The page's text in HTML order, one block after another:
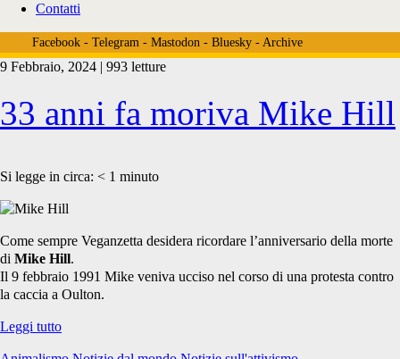
Contatti
Facebook- Telegram- Mastodon- Bluesky- Archive
Tag:
<span>Cheshire
hunt
saboteurs</span>
9 Febbraio, 2024 | 993 letture
33 anni fa moriva Mike Hill
Si legge in circa: < 1 minuto
Come sempre Veganzetta desidera ricordare l’anniversario della morte
di Mike Hill.
Il 9 febbraio 1991 Mike veniva ucciso nel corso di una protesta contro
la caccia a Oulton.
Leggi tutto33